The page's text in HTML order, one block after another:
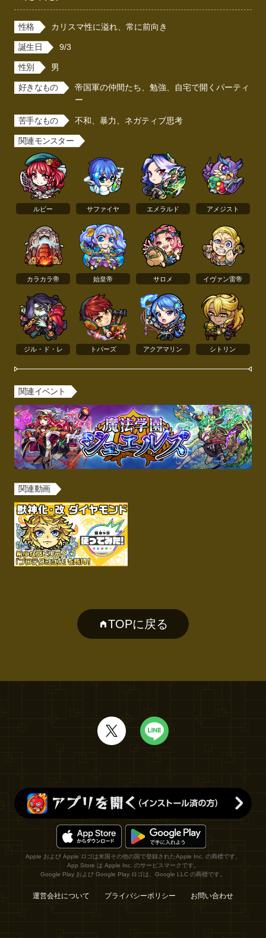
性格 カリスマ性に溢れ、常に前向き
誕生日 9/3
性別 男
好きなもの
帝国軍の仲間たち、勉強、自宅で開くパーティ
ー
苦手なもの 不和、暴力、ネガティブ思考
関連モンスター
ルビー サファイヤ エメラルド アメジスト
カラカラ帝 始皇帝 サロメ イヴァン雷帝
ジル・ド・レ トパーズ アクアマリン シトリン
関連イベント
関連動画
TOPに戻る
Apple および Apple ロゴは米国その他の国で登録されたApple Inc. の商標です。
App Store は Apple Inc. のサービスマークです。
Google Play および Google Play ロゴは、Google LLC の商標です。
運営会社について プライバシーポリシー お問い合わせ